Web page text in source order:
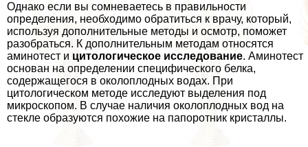
Однако если вы сомневаетесь в правильности
определения, необходимо обратиться к врачу, который,
используя дополнительные методы и осмотр, поможет
разобраться. К дополнительным методам относятся
аминотест и цитологическое исследование. Аминотест
основан на определении специфического белка,
содержащегося в околоплодных водах. При
цитологическом методе исследуют выделения под
микроскопом. В случае наличия околоплодных вод на
стекле образуются похожие на папоротник кристаллы.